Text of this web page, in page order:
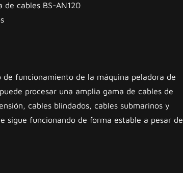
de cables BS-AN120
de funcionamiento de la máquina peladora de
procesar una amplia gama de cables de
cables blindados, cables submarinos y
sigue funcionando de forma estable a pesar de